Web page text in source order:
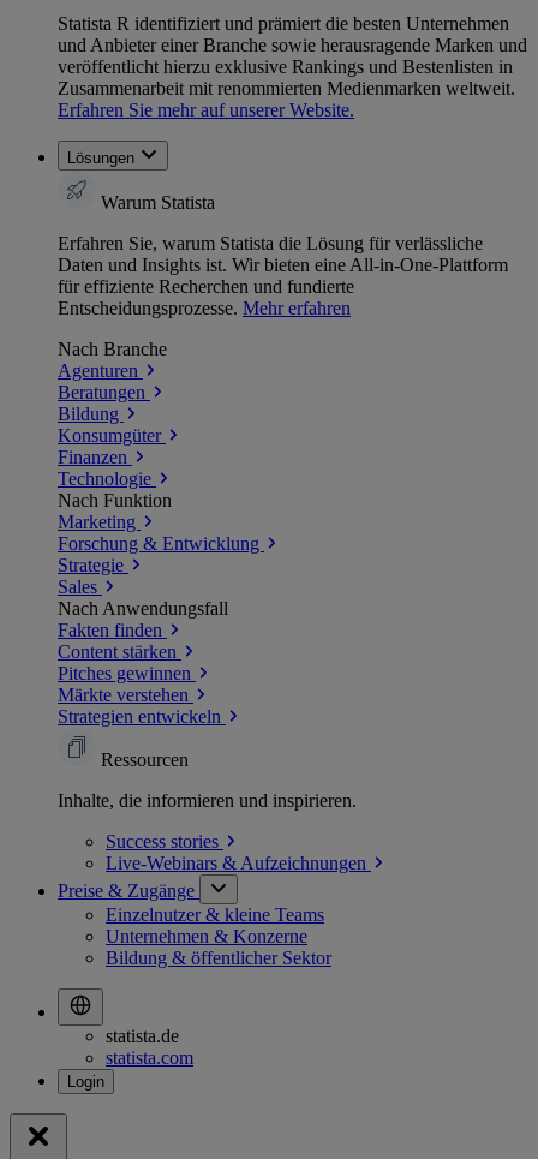
Statista R identifiziert und prämiert die besten Unternehmen
und Anbieter einer Branche sowie herausragende Marken und
veröffentlicht hierzu exklusive Rankings und Bestenlisten in
Zusammenarbeit mit renommierten Medienmarken weltweit.
Erfahren Sie mehr auf unserer Website.
Lösungen
Warum Statista
Erfahren Sie, warum Statista die Lösung für verlässliche
Daten und Insights ist. Wir bieten eine All-in-One-Plattform
für effiziente Recherchen und fundierte
Entscheidungsprozesse. Mehr erfahren
Nach Branche
Agenturen
Beratungen
Bildung
Konsumgüter
Finanzen
Technologie
Nach Funktion
Marketing
Forschung & Entwicklung
Strategie
Sales
Nach Anwendungsfall
Fakten finden
Content stärken
Pitches gewinnen
Märkte verstehen
Strategien entwickeln
Ressourcen
Inhalte, die informieren und inspirieren.
Success stories
Live-Webinars & Aufzeichnungen
Preise & Zugänge
Einzelnutzer & kleine Teams
Unternehmen & Konzerne
Bildung & öffentlicher Sektor
statista.de
statista.com